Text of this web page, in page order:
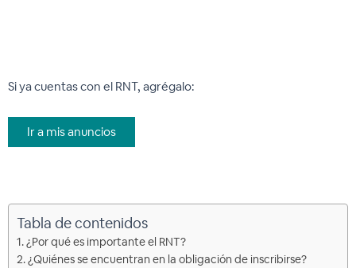
Si ya cuentas con el RNT, agrégalo:
Ir a mis anuncios
Tabla de contenidos
1. ¿Por qué es importante el RNT?
2. ¿Quiénes se encuentran en la obligación de inscribirse?